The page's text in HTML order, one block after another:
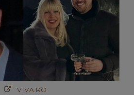
VIVA.RO